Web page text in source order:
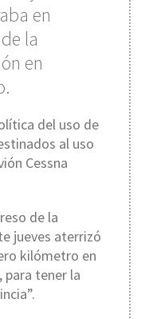
en
la
en
del uso de
al uso
Cessna
de la
jueves aterrizó
kilómetro en
para tener la